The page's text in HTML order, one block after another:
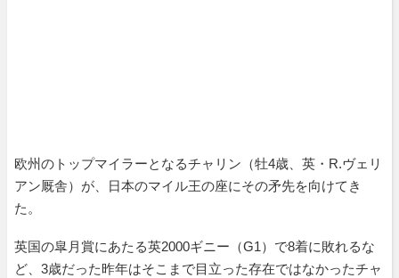
欧州のトップマイラーとなるチャリン（牡4歳、英・R.ヴェリ
アン厩舎）が、日本のマイル王の座にその矛先を向けてき
た。
英国の皐月賞にあたる英2000ギニー（G1）で8着に敗れるな
ど、3歳だった昨年はそこまで目立った存在ではなかったチャ